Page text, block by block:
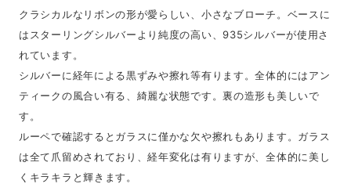
クラシカルなリボンの形が愛らしい、小さなブローチ。ベースに
はスターリングシルバーより純度の高い、935シルバーが使用さ
れています。
シルバーに経年による黒ずみや擦れ等有ります。全体的にはアン
ティークの風合い有る、綺麗な状態です。裏の造形も美しいで
す。
ルーペで確認するとガラスに僅かな欠や擦れもあります。ガラス
は全て爪留めされており、経年変化は有りますが、全体的に美し
くキラキラと輝きます。